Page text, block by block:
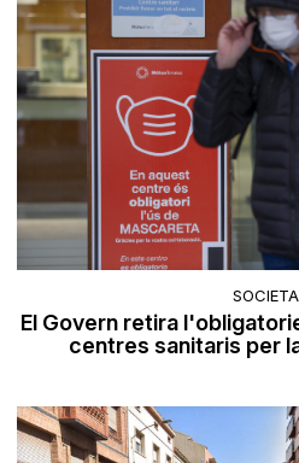
El Govern retira
centres sanitaris per